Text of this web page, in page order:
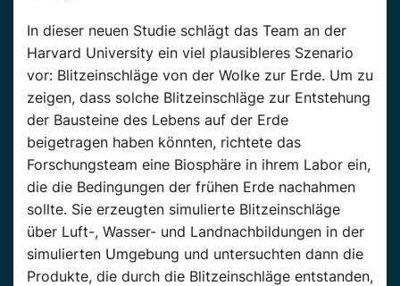
In dieser neuen Studie schlägt das Team an der
Harvard University ein viel plausibleres Szenario
vor: Blitzeinschläge von der Wolke zur Erde. Um zu
zeigen, dass solche Blitzeinschläge zur Entstehung
der Bausteine des Lebens auf der Erde
beigetragen haben könnten, richtete das
Forschungsteam eine Biosphäre in ihrem Labor ein,
die die Bedingungen der frühen Erde nachahmen
sollte. Sie erzeugten simulierte Blitzeinschläge
über Luft-, Wasser- und Landnachbildungen in der
simulierten Umgebung und untersuchten dann die
Produkte, die durch die Blitzeinschläge entstanden,